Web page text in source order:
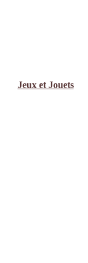
Jeux et Jouets